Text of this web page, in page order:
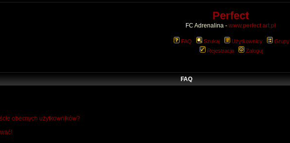
Perfect
FC Adrenalina - www.perfect.art.pl
FAQ Szukaj Użytkownicy
Grupy
Rejestracja
Zaloguj
FAQ
obecnych użytkowników?